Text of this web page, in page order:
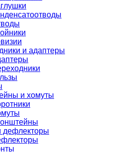
и адаптеры
и хомуты
дефлекторы